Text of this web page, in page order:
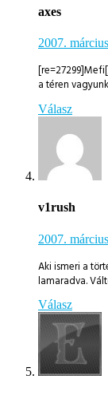
axes
2007.
a téren
Válasz
v1rush
2007.
Aki ismeri a
lamaradva.
Válasz